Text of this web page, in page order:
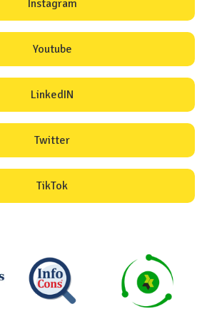
Instagram
Youtube
LinkedIN
Twitter
TikTok